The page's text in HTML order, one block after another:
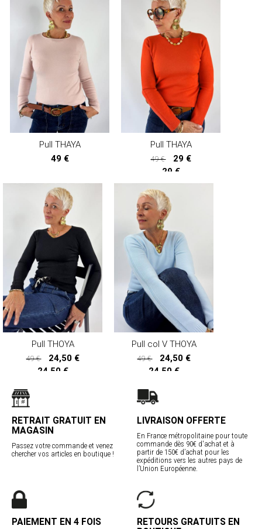
Pull THAYA
49 €
Pull THAYA
49 €
29 €
29 €
Pull THOYA
49 €
24,50 €
24,50 €
Pull col V THOYA
49 €
24,50 €
24,50 €
RETRAIT GRATUIT EN
MAGASIN
Passez votre commande et venez
chercher vos articles en boutique !
LIVRAISON OFFERTE
En France métropolitaine pour toute
commande dès 90€ d'achat et à
partir de 150€ d’achat pour les
expéditions vers les autres pays de
l’Union Européenne.
PAIEMENT EN 4 FOIS
RETOURS GRATUITS EN